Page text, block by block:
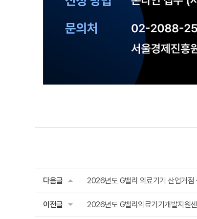
다음글 2026년도 G밸리 의료기기 산업거점
이전글 2026년도 G밸리의료기기개발지원